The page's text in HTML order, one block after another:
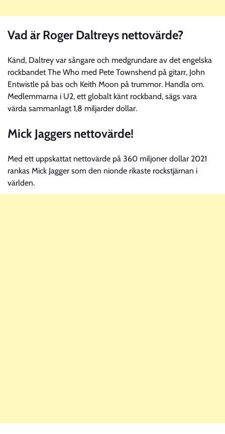
Vad är Roger Daltreys nettovärde?
Känd, Daltrey var sångare och medgrundare av det engelska
rockbandet The Who med Pete Townshend på gitarr, John
Entwistle på bas och Keith Moon på trummor. Handla om.
Medlemmarna i U2, ett globalt känt rockband, sägs vara
värda sammanlagt 1,8 miljarder dollar.
Mick Jaggers nettovärde!
Med ett uppskattat nettovärde på 360 miljoner dollar 2021
rankas Mick Jagger som den nionde rikaste rockstjärnan i
världen.